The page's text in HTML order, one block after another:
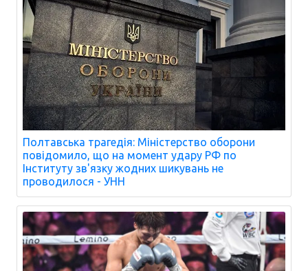
Полтавська трагедія: Міністерство оборони
повідомило, що на момент удару РФ по
Інституту зв'язку жодних шикувань не
проводилося - УНН